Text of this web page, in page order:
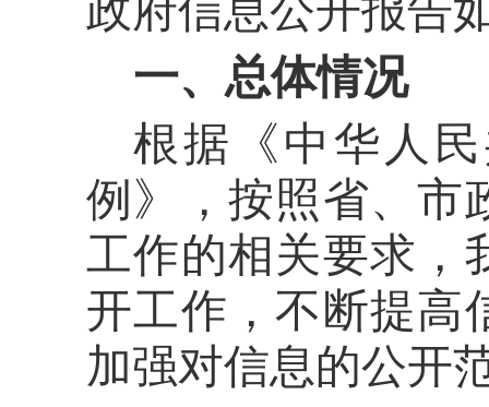
政府信息公开报告
一、 总体情况
根据《中华人
例》，按照省、市
工作的相关要求，
开工作，不断提高
加强对信息的公开